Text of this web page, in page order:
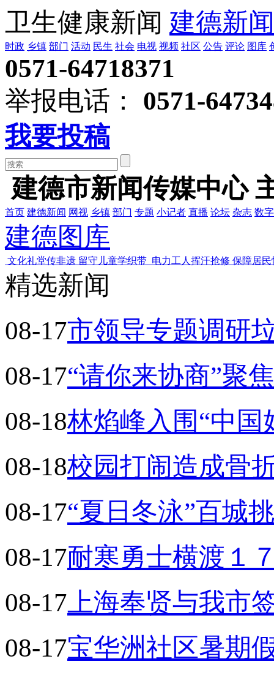
卫生健康新闻 建德新
时政 乡镇 部门 活动 民生 社会 电视 视频 社区 公告 评论 图库
0571-64718371
举报电话：
0571-
我要投稿
建德市新闻传媒中心
首页 建德新闻 网视 乡镇 部门 专题 小记者 直播 论坛 杂志 数
建德图库
文化礼堂传非遗 留守儿童学织带 电力工人挥汗抢修 保障居
精选新闻
08-17市领导专题调研
08-17“请你来协商”聚
08-18林焰峰入围“中国
08-18校园打闹造成骨
08-17“夏日冬泳”百城
08-17耐寒勇士横渡１
08-17 上海奉贤与我市
08-17宝华洲社区暑期